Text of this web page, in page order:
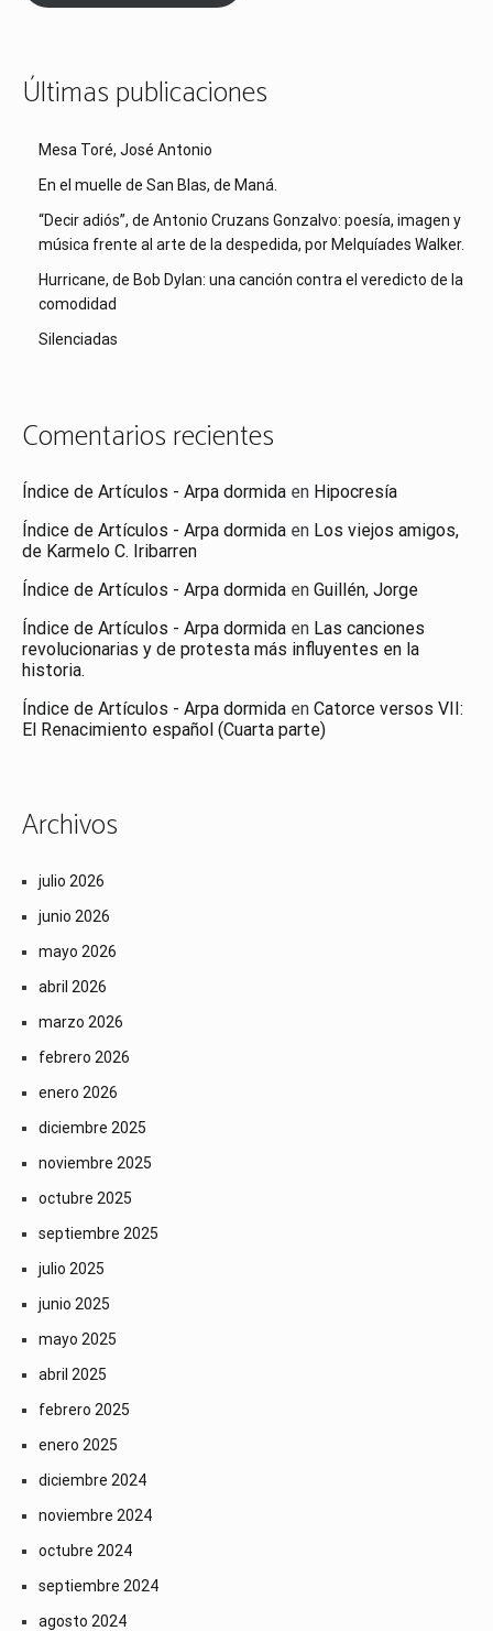
Últimas publicaciones
Mesa Toré, José Antonio
En el muelle de San Blas, de Maná.
“Decir adiós”, de Antonio Cruzans Gonzalvo: poesía, imagen y
música frente al arte de la despedida, por Melquíades Walker.
Hurricane, de Bob Dylan: una canción contra el veredicto de la
comodidad
Silenciadas
Comentarios recientes
Índice de Artículos - Arpa dormida en Hipocresía
Índice de Artículos - Arpa dormida en Los viejos amigos,
de Karmelo C. Iribarren
Índice de Artículos - Arpa dormida en Guillén, Jorge
Índice de Artículos - Arpa dormida en Las canciones
revolucionarias y de protesta más influyentes en la
historia.
Índice de Artículos - Arpa dormida en Catorce versos VII:
El Renacimiento español (Cuarta parte)
Archivos
julio 2026
junio 2026
mayo 2026
abril 2026
marzo 2026
febrero 2026
enero 2026
diciembre 2025
noviembre 2025
octubre 2025
septiembre 2025
julio 2025
junio 2025
mayo 2025
abril 2025
febrero 2025
enero 2025
diciembre 2024
noviembre 2024
octubre 2024
septiembre 2024
agosto 2024